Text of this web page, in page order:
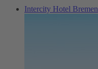
Intercity Hotel Bremen